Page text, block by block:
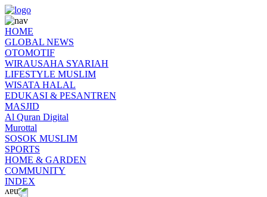
HOME
GLOBAL NEWS
OTOMOTIF
WIRAUSAHA SYARIAH
LIFESTYLE MUSLIM
WISATA HALAL
EDUKASI & PESANTREN
MASJID
Al Quran Digital
Murottal
SOSOK MUSLIM
SPORTS
HOME & GARDEN
COMMUNITY
INDEX